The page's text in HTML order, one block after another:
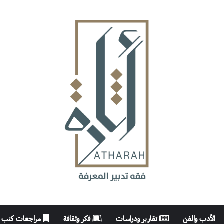
الأدب والفن تقارير ودراسات فكر وثقافة مراجعات كتب